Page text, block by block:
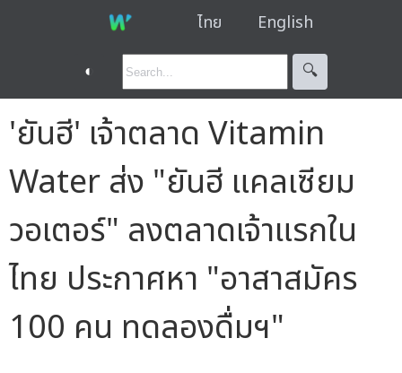
ไทย English
◐ 🔍︎
'ยันฮี' เจ้าตลาด Vitamin
Water ส่ง "ยันฮี แคลเซียม
วอเตอร์" ลงตลาดเจ้าแรกใน
ไทย ประกาศหา "อาสาสมัคร
100 คน ทดลองดื่มฯ"